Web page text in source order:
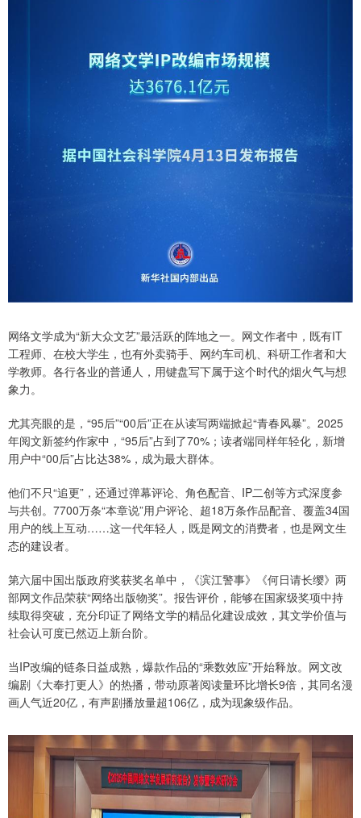
网络文学成为“新大众文艺”最活跃的阵地之一。网文作者中，既有IT
工程师、在校大学生，也有外卖骑手、网约车司机、科研工作者和大
学教师。各行各业的普通人，用键盘写下属于这个时代的烟火气与想
象力。
尤其亮眼的是，“95后”“00后”正在从读写两端掀起“青春风暴”。2025
年阅文新签约作家中，“95后”占到了70%；读者端同样年轻化，新增
用户中“00后”占比达38%，成为最大群体。
他们不只“追更”，还通过弹幕评论、角色配音、IP二创等方式深度参
与共创。7700万条“本章说”用户评论、超18万条作品配音、覆盖34国
用户的线上互动……这一代年轻人，既是网文的消费者，也是网文生
态的建设者。
第六届中国出版政府奖获奖名单中，《滨江警事》《何日请长缨》两
部网文作品荣获“网络出版物奖”。报告评价，能够在国家级奖项中持
续取得突破，充分印证了网络文学的精品化建设成效，其文学价值与
社会认可度已然迈上新台阶。
当IP改编的链条日益成熟，爆款作品的“乘数效应”开始释放。网文改
编剧《大奉打更人》的热播，带动原著阅读量环比增长9倍，其同名漫
画人气近20亿，有声剧播放量超106亿，成为现象级作品。